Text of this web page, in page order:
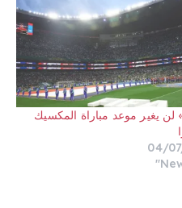
لن يغير موعد مباراة المكسيك
04/